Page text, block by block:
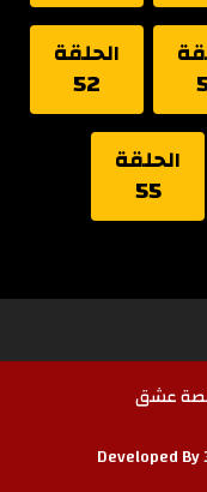
الحلقة
52
الحلقة
55
عشق
Developed